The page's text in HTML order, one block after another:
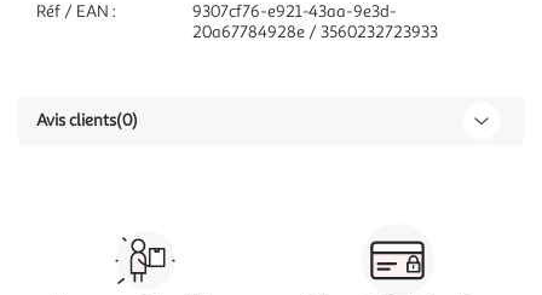
Réf / EAN :
9307cf76-e921-43aa-9e3d-
20a67784928e / 3560232723933
Avis clients(0)